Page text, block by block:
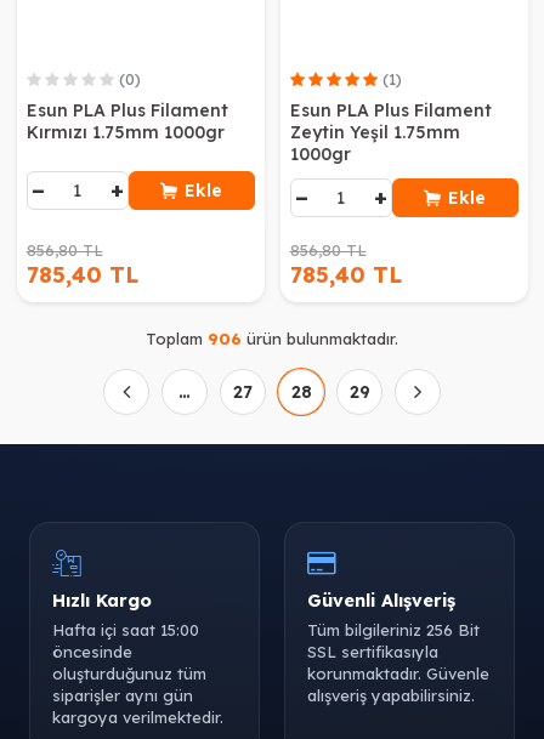
(0)
Esun PLA Plus Filament
Kırmızı 1.75mm 1000gr
− + Ekle
856,80 TL
785,40 TL
(1)
Esun PLA Plus Filament
Zeytin Yeşil 1.75mm
1000gr
− + Ekle
856,80 TL
785,40 TL
Toplam 906 ürün bulunmaktadır.
… 27 28 29
Hızlı Kargo
Hafta içi saat 15:00
öncesinde
oluşturduğunuz tüm
siparişler aynı gün
kargoya verilmektedir.
Güvenli Alışveriş
Tüm bilgileriniz 256 Bit
SSL sertifikasıyla
korunmaktadır. Güvenle
alışveriş yapabilirsiniz.